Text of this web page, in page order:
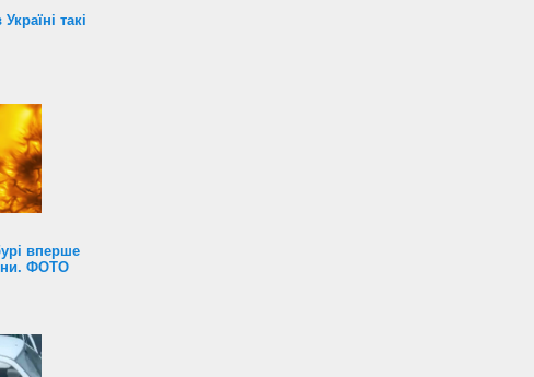
такі
вперше
ФОТО